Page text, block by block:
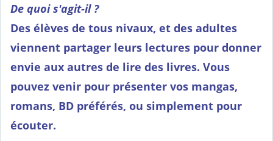
De quoi s'agit-il ?
Des élèves de tous nivaux, et des adultes
viennent partager leurs lectures pour donner
envie aux autres de lire des livres. Vous
pouvez venir pour présenter vos mangas,
romans, BD préférés, ou simplement pour
écouter.